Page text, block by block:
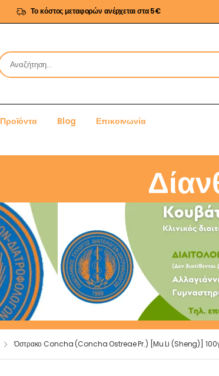
Το κόστος μεταφορών ανέρχεται στα 5€
Προϊόντα Blog Επικοινωνία
Όστρακο Concha (Concha Ostreae Pr.) [Mu Li (Sheng)]